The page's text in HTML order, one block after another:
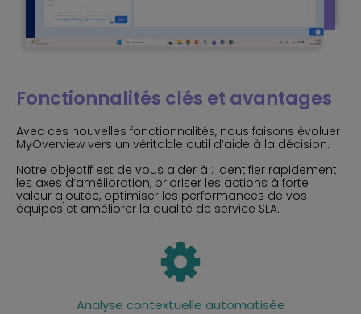
Fonctionnalités clés et avantages
Avec ces nouvelles fonctionnalités, nous faisons évoluer
MyOverview vers un véritable outil d’aide à la décision.
Notre objectif est de vous aider à : identifier rapidement
les axes d’amélioration, prioriser les actions à forte
valeur ajoutée, optimiser les performances de vos
équipes et améliorer la qualité de service SLA.
Analyse contextuelle automatisée